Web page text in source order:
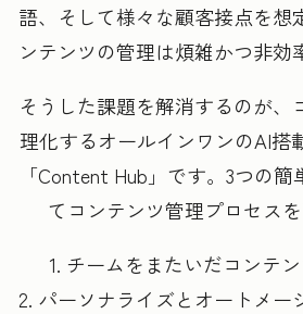
語、そして様々な顧客接点を想
ンテンツの管理は煩雑かつ非効
そうした課題を解消するのが、
理化するオールインワンのAI搭
「Content Hub」です。3つの
てコンテンツ管理プロセスを
1. チームをまたいだコンテ
2. パーソナライズとオートメー